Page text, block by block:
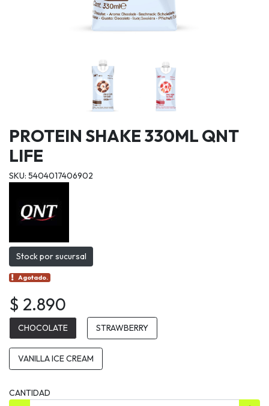
PROTEIN SHAKE 330ML QNT
LIFE
SKU: 5404017406902
Stock por sucursal
Agotado.
$ 2.890
CHOCOLATE STRAWBERRY
VANILLA ICE CREAM
CANTIDAD